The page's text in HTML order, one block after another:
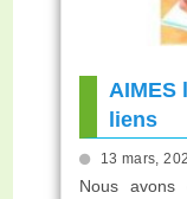
AIMES
liens
13 mars,
Nous